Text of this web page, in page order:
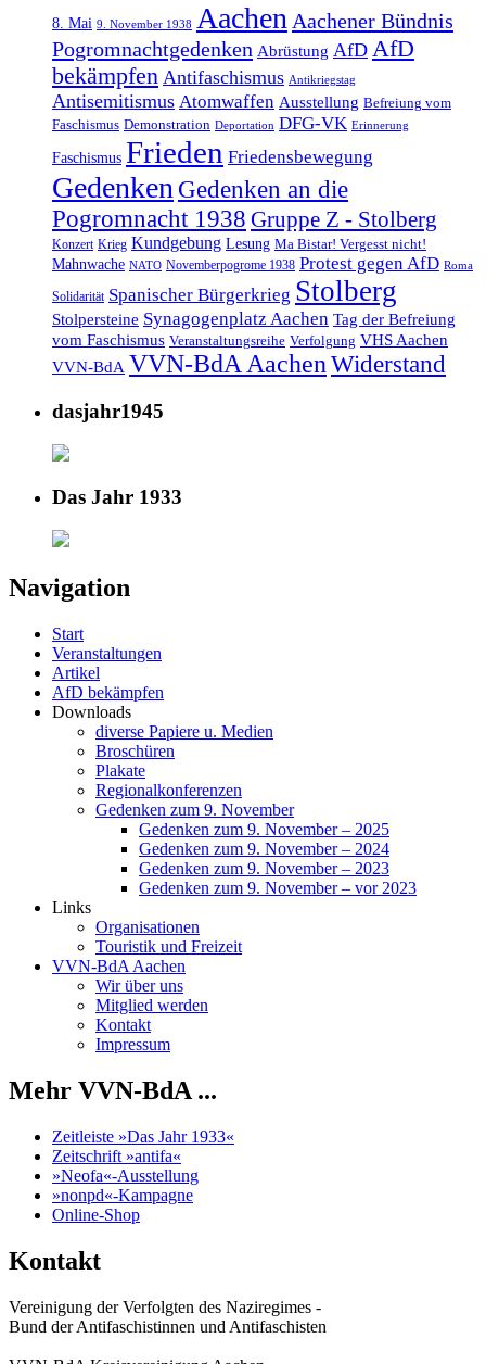
8. Mai 9. November 1938 Aachen Aachener Bündnis
Pogromnachtgedenken Abrüstung AfD AfD
bekämpfen Antifaschismus Antikriegstag
Antisemitismus Atomwaffen Ausstellung Befreiung vom
Faschismus Demonstration Deportation DFG-VK Erinnerung
Faschismus Frieden Friedensbewegung
Gedenken Gedenken an die
Pogromnacht 1938 Gruppe Z - Stolberg
Konzert Krieg Kundgebung Lesung Ma Bistar! Vergesst nicht!
Mahnwache NATO Novemberpogrome 1938 Protest gegen AfD Roma
Solidarität Spanischer Bürgerkrieg Stolberg
Stolpersteine Synagogenplatz Aachen Tag der Befreiung
vom Faschismus Veranstaltungsreihe Verfolgung VHS Aachen
VVN-BdA VVN-BdA AachenWiderstand
dasjahr1945
Das Jahr 1933
Navigation
Start
Veranstaltungen
Artikel
AfD bekämpfen
Downloads
diverse Papiere u. Medien
Broschüren
Plakate
Regionalkonferenzen
Gedenken zum 9. November
Gedenken zum 9. November – 2025
Gedenken zum 9. November – 2024
Gedenken zum 9. November – 2023
Gedenken zum 9. November – vor 2023
Links
Organisationen
Touristik und Freizeit
VVN-BdA Aachen
Wir über uns
Mitglied werden
Kontakt
Impressum
Mehr VVN-BdA ...
Zeitleiste »Das Jahr 1933«
Zeitschrift »antifa«
»Neofa«-Ausstellung
»nonpd«-Kampagne
Online-Shop
Kontakt
Vereinigung der Verfolgten des Naziregimes -
Bund der Antifaschistinnen und Antifaschisten